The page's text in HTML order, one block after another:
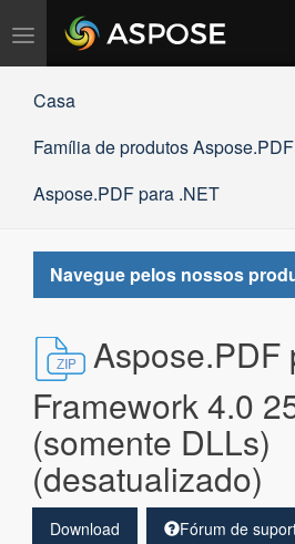
Alternar
navegação
Casa
Família de produtos Aspose.PDF
Aspose.PDF para .NET
Navegue pelos nossos
Aspose.PDF
Framework 4.0
(somente DLLs)
(desatualizado)
Download Fórum de